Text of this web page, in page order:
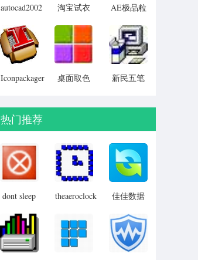
autocad2002
淘宝试衣
AE极品粒
(Trapcode
Particular)
Iconpackager
桌面取色
新民五笔
热门推荐
dont sleep
theaeroclock
时钟
佳佳数据